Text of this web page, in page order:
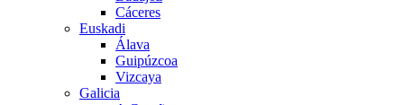
Cáceres
Euskadi
Álava
Guipúzcoa
Vizcaya
Galicia